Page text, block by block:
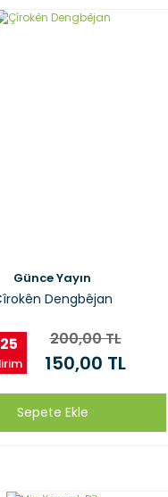
Günce Yayın
Dengbêjan
200,00 TL
150,00 TL
Sepete Ekle